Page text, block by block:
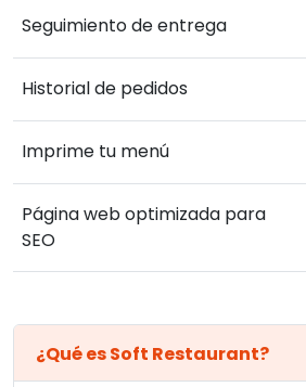
Seguimiento de entrega
Historial de pedidos
Imprime tu menú
Página web optimizada para
SEO
¿Qué es Soft Restaurant?